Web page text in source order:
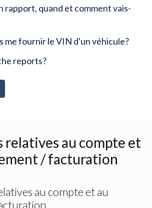
rapport, quand et comment vais-
me fournir le VIN d'un véhicule?
reports?
relatives au compte et
/ facturation
au compte et au